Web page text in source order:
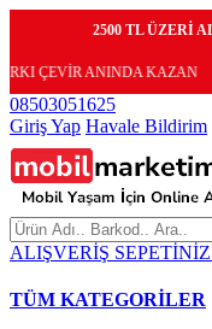
2500 TL ÜZERİ
ANINDA KAZAN •
08503051625
Giriş Yap Havale Bildirim
ALIŞVERİŞ
TÜM KATEGORİLER